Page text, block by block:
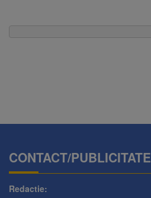
CONTACT/PUBLICITATE
Redactie: